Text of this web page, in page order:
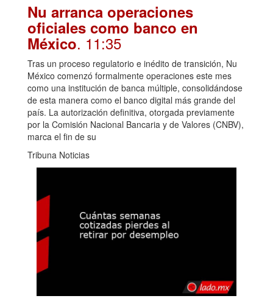
Nu arranca operaciones
oficiales como banco en
México. 11:35
Tras un proceso regulatorio e inédito de transición, Nu
México comenzó formalmente operaciones este mes
como una institución de banca múltiple, consolidándose
de esta manera como el banco digital más grande del
país. La autorización definitiva, otorgada previamente
por la Comisión Nacional Bancaria y de Valores (CNBV),
marca el fin de su
Tribuna Noticias